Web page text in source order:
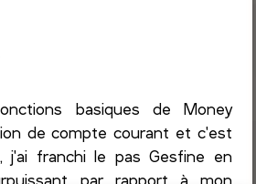
basiques de Money
de compte courant et c'est
j'ai franchi le pas Gesfine en
par rapport à mon